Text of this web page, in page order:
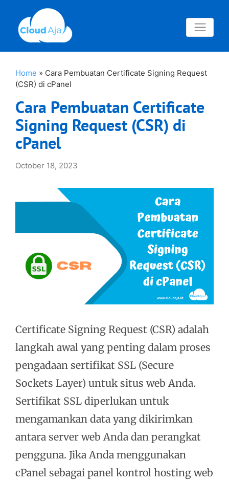
Home » Cara Pembuatan Certificate Signing Request
(CSR) di cPanel
Cara Pembuatan Certificate
Signing Request (CSR) di
cPanel
October 18, 2023
Certificate Signing Request (CSR) adalah
langkah awal yang penting dalam proses
pengadaan sertifikat SSL (Secure
Sockets Layer) untuk situs web Anda.
Sertifikat SSL diperlukan untuk
mengamankan data yang dikirimkan
antara server web Anda dan perangkat
pengguna. Jika Anda menggunakan
cPanel sebagai panel kontrol hosting web